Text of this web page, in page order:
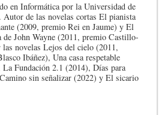
en Informática por la Universidad de
Autor de las novelas cortas El pianista
(2009, premio Rei en Jaume) y El
de John Wayne (2011, premio Castillo-
las novelas Lejos del cielo (2011,
Ibáñez), Una casa respetable
Fundación 2.1 (2014), Días para
sin señalizar (2022) y El sicario